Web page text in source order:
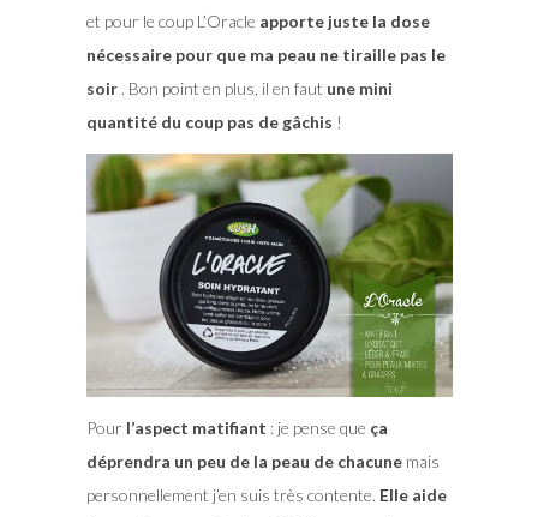
et pour le coup L’Oracle apporte juste la dose
nécessaire pour que ma peau ne tiraille pas le
soir. Bon point en plus, il en faut une mini
quantité du coup pas de gâchis !
Pourl’aspect matifiant : je pense que ça
déprendra un peu de la peau de chacunemais
personnellement j’en suis très contente. Elle aide